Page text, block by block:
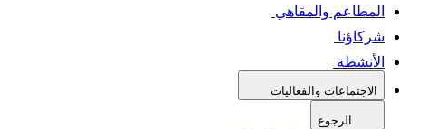
المطاعم والمقاهي
شركاؤنا
الأنشطة
الاجتماعات والفعاليات
الرجوع